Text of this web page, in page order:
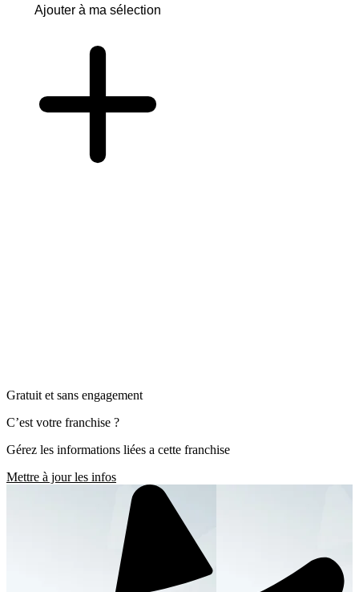
Ajouter à ma sélection
Gratuit et sans engagement
C’est votre franchise ?
Gérez les informations liées a cette franchise
Mettre à jour les infos